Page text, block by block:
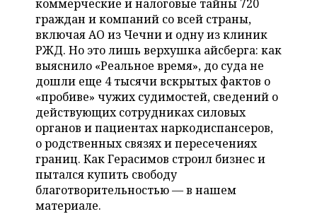
ХОККЕЙ С МЯЧОМ
ПРОИСШЕСТВИЯ
коммерческие и налоговые тайны 720
граждан и компаний со всей страны,
включая АО из Чечни и одну из клиник
РЖД. Но это лишь верхушка айсберга: как
выяснило «Реальное время», до суда не
дошли еще 4 тысячи вскрытых фактов о
«пробиве» чужих судимостей, сведений о
действующих сотрудниках силовых
органов и пациентах наркодиспансеров,
о родственных связях и пересечениях
границ. Как Герасимов строил бизнес и
пытался купить свободу
благотворительностью — в нашем
материале.